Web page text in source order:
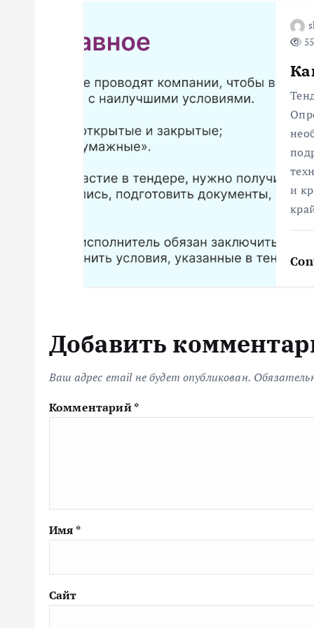
и
Добавить
Ваш адрес email не будет опубликован.
Комментарий*
Имя *
Сайт